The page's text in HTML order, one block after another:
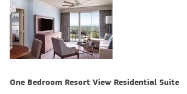
One Bedroom Resort View Residential Suite